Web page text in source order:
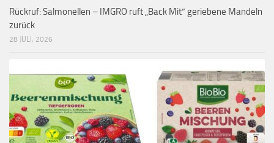
Rückruf: Salmonellen – IMGRO ruft „Back Mit“ geriebene Mandeln
zurück
28 JULI, 2026